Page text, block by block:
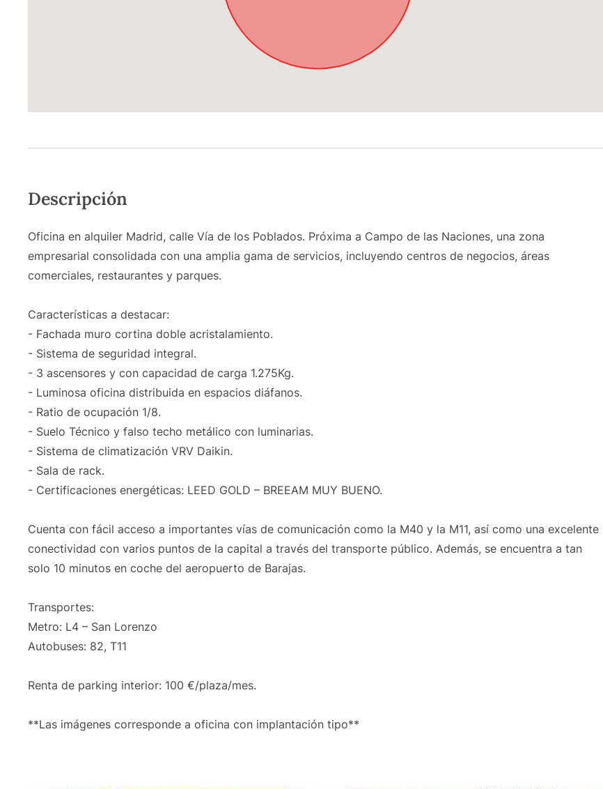
Descripción
Oficina en alquiler Madrid, calle Vía de los Poblados. Próxima a Campo de las Naciones, una zona
empresarial consolidada con una amplia gama de servicios, incluyendo centros de negocios, áreas
comerciales, restaurantes y parques.
Características a destacar:
- Fachada muro cortina doble acristalamiento.
- Sistema de seguridad integral.
- 3 ascensores y con capacidad de carga 1.275Kg.
- Luminosa oficina distribuida en espacios diáfanos.
- Ratio de ocupación 1/8.
- Suelo Técnico y falso techo metálico con luminarias.
- Sistema de climatización VRV Daikin.
- Sala de rack.
- Certificaciones energéticas: LEED GOLD – BREEAM MUY BUENO.
Cuenta con fácil acceso a importantes vías de comunicación como la M40 y la M11, así como una excelente
conectividad con varios puntos de la capital a través del transporte público. Además, se encuentra a tan
solo 10 minutos en coche del aeropuerto de Barajas.
Transportes:
Metro: L4 – San Lorenzo
Autobuses: 82, T11
Renta de parking interior: 100 €/plaza/mes.
**Las imágenes corresponde a oficina con implantación tipo**